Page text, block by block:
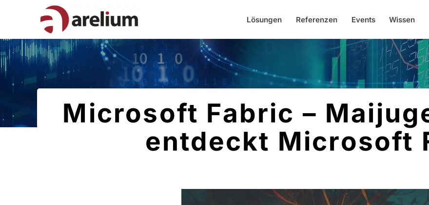
Lösungen Referenzen Events Wissen
Microsoft Fabric –
entdeckt Microsoft